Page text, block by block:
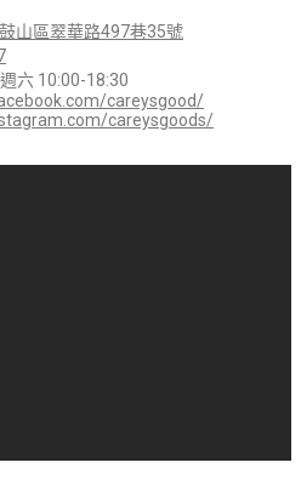
山區翠華路497巷35號
六 10:00-18:30
careysgood/
careysgoods/